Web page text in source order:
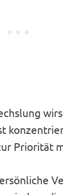
Priorität